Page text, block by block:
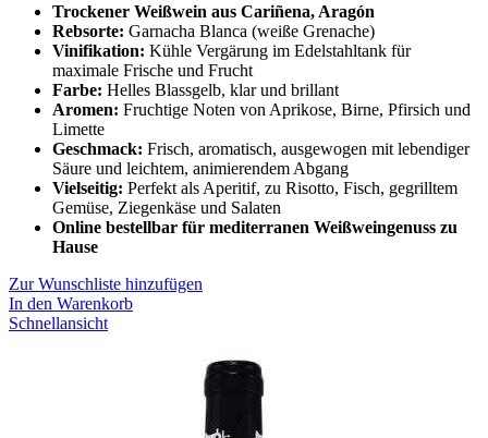
Trockener Weißwein aus Cariñena, Aragón
Rebsorte: Garnacha Blanca (weiße Grenache)
Vinifikation: Kühle Vergärung im Edelstahltank für
maximale Frische und Frucht
Farbe: Helles Blassgelb, klar und brillant
Aromen: Fruchtige Noten von Aprikose, Birne, Pfirsich und
Limette
Geschmack: Frisch, aromatisch, ausgewogen mit lebendiger
Säure und leichtem, animierendem Abgang
Vielseitig: Perfekt als Aperitif, zu Risotto, Fisch, gegrilltem
Gemüse, Ziegenkäse und Salaten
Online bestellbar für mediterranen Weißweingenuss zu
Hause
Zur Wunschliste hinzufügen
In den Warenkorb
Schnellansicht